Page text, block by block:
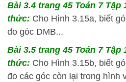
Bài 3.4 trang 45 Toán 7 Tập
thức: Cho Hình 3.15a, biết
đo góc DMB...
Bài 3.5 trang 45 Toán 7 Tập
thức: Cho Hình 3.15b, biết
đo các góc còn lại trong hình